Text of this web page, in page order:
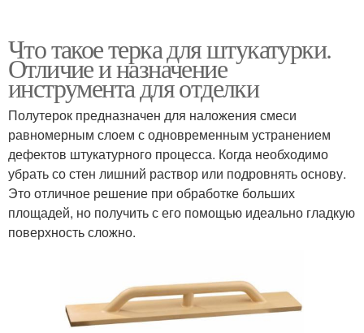
Что такое терка для штукатурки.
Отличие и назначение
инструмента для отделки
Полутерок предназначен для наложения смеси
равномерным слоем с одновременным устранением
дефектов штукатурного процесса. Когда необходимо
убрать со стен лишний раствор или подровнять основу.
Это отличное решение при обработке больших
площадей, но получить с его помощью идеально гладкую
поверхность сложно.